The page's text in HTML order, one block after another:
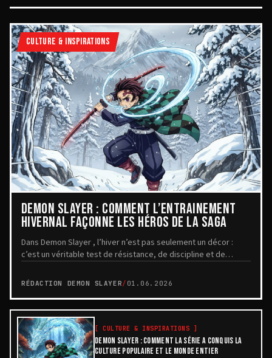
CULTURE & INSPIRATIONS
DEMON SLAYER : COMMENT L’ENTRAÎNEMENT
HIVERNAL FAÇONNE LES HÉROS DE LA SAGA
Dans Demon Slayer , l’hiver n’est pas seulement un décor :
c’est un véritable test de résistance, de discipline et de
RÉDACTION DEMON SLAYER/ 01.06.2026
[ CULTURE & INSPIRATIONS ]
DEMON SLAYER : COMMENT LA SÉRIE A CONQUIS LA
CULTURE POPULAIRE ET LE MONDE ENTIER